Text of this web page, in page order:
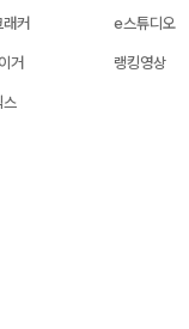
커
거
스
e스튜디오
랭킹영상